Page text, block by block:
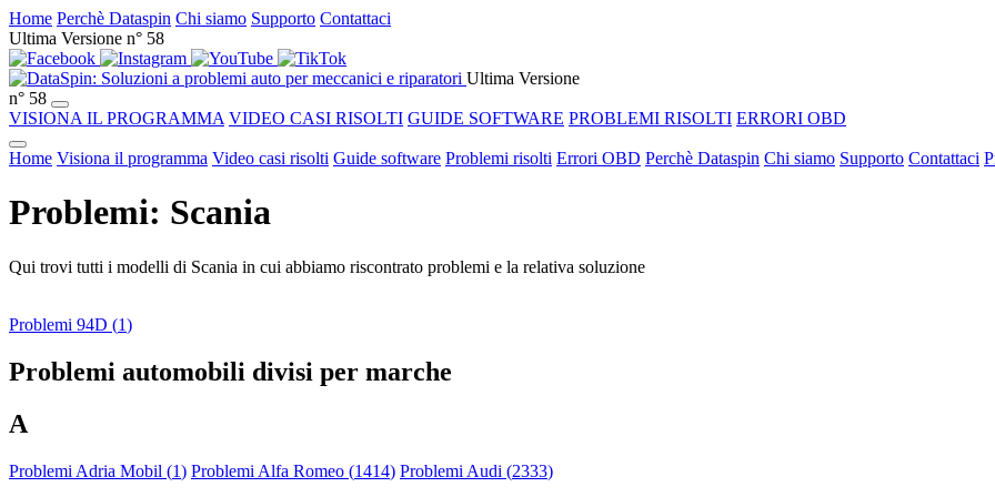
Home Perchè Dataspin Chi siamo Supporto Contattaci
Ultima Versione n° 58
Ultima Versione
n° 58
VISIONA IL PROGRAMMA VIDEO CASI RISOLTI GUIDE SOFTWARE PROBLEMI RISOLTI ERRORI OBD
Home Visiona il programma Video casi risolti Guide software Problemi risolti Errori OBD Perchè Dataspin Chi siamo Supporto Contattaci
Problemi: Scania
Qui trovi tutti i modelli di Scania in cui abbiamo riscontrato problemi e la relativa soluzione
Problemi 94D (1)
Problemi automobili divisi per marche
A
Problemi Adria Mobil (1) Problemi Alfa Romeo (1414) Problemi Audi (2333)